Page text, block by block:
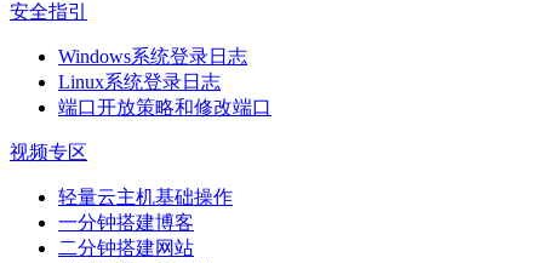
安全指引
Windows系统登录日志
Linux系统登录日志
端口开放策略和修改端口
视频专区
轻量云主机基础操作
一分钟搭建博客
二分钟搭建网站